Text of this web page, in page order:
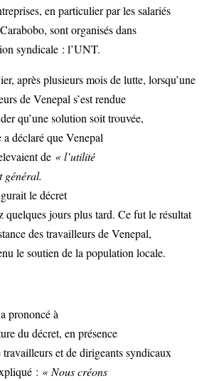
en particulier par les salariés
sont organisés dans
syndicale : l’UNT.
après plusieurs mois de lutte, lorsqu’une
de Venepal s’est rendue
qu’une solution soit trouvée,
déclaré que Venepal
de « l’utilité
général.
le décret
quelques jours plus tard. Ce fut le résultat
des travailleurs de Venepal,
le soutien de la population locale.
prononcé à
du décret, en présence
et de dirigeants syndicaux
: « Nous créons